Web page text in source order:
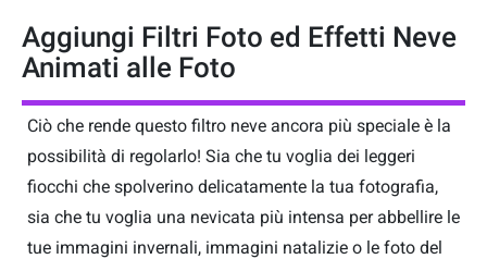
Aggiungi Filtri Foto ed Effetti Neve
Animati alle Foto
Ciò che rende questo filtro neve ancora più speciale è la
possibilità di regolarlo! Sia che tu voglia dei leggeri
fiocchi che spolverino delicatamente la tua fotografia,
sia che tu voglia una nevicata più intensa per abbellire le
tue immagini invernali, immagini natalizie o le foto del